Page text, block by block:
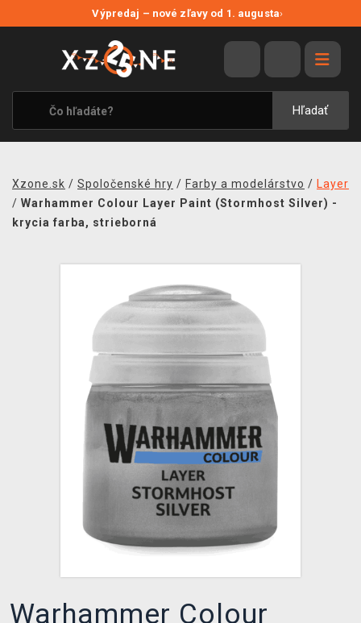
Výpredaj – nové zľavy od 1. augusta›
Hľadať
VÝPREDAJ
VIDEOHRY
XZONE ORIGINALS
TEMATIKY
MERCHANDISE
XZONE KLUB
Xzone.sk / Spoločenské hry / Farby a modelárstvo / Layer
/ Warhammer Colour Layer Paint (Stormhost Silver) -
krycia farba, strieborná
Warhammer Colour